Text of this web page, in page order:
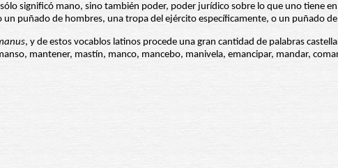
significó mano, sino también poder, poder jurídico sobre lo que uno tiene
puñado de hombres, una tropa del ejército específicamente, o un puñado
, y de estos vocablos latinos procede una gran cantidad de palabras
mantener, mastín, manco, mancebo, manivela, emancipar, mandar,